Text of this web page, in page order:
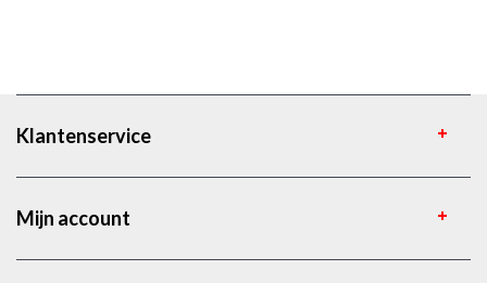
Klantenservice
Mijn account